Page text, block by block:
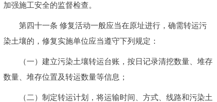
加强施工安全的监督检查。
第四十一条 修复活动一般应当在原址进行，确需转运污
染土壤的，修复实施单位应当遵守下列规定：
（一）建立污染土壤转运台账，按日记录清挖数量、堆存
数量、堆存位置及转运数量等信息；
（二）制定转运计划，将运输时间、方式、线路和污染土